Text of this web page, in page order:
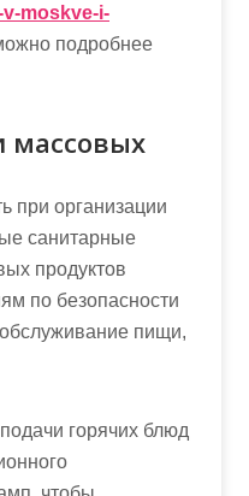
moskve-i-
подробнее
массовых
при организации
санитарные
продуктов
по безопасности
пищи,
горячих блюд